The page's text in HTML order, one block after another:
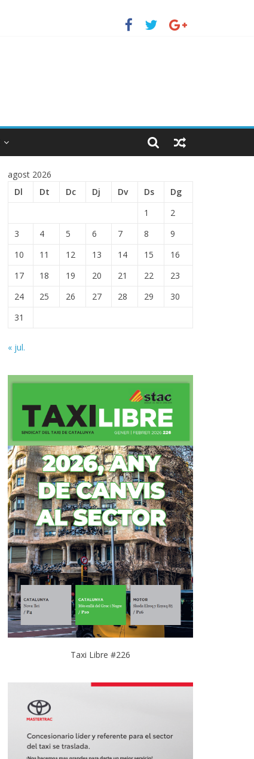
agost 2026
Dl
Dt Dc Dj Dv Ds
Dg
1
2
3
4 5 6 7 8
9
10
11 12 13 14 15
16
17
18 19 20 21 22
23
24
25 26 27 28 29
30
31
« jul.
Taxi Libre #226